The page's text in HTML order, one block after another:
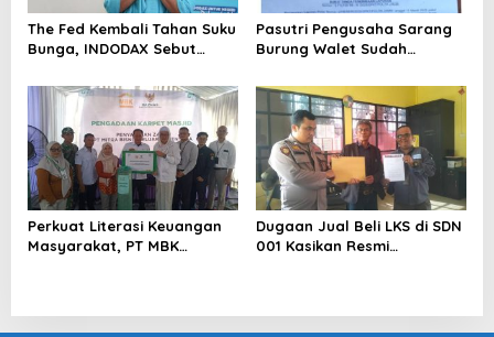
The Fed Kembali Tahan Suku
Bunga, INDODAX Sebut
Sentimen Pasar
Pasutri Pengusaha Sarang
Burung Walet Sudah
Pelapor Desak Polda Jambi
Segera Lakukan Penahanan
Perkuat Literasi Keuangan
Masyarakat, PT MBK
Dugaan Jual Beli LKS di SDN
001 Kasikan Resmi